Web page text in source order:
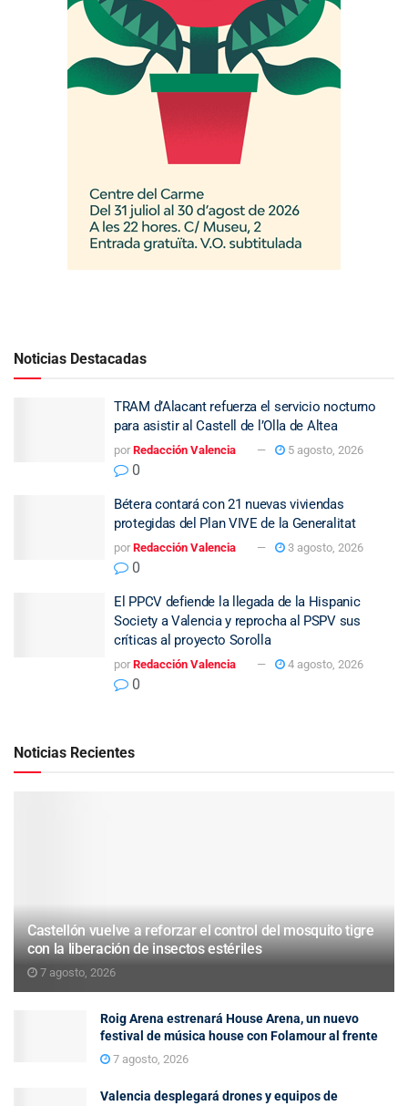
Noticias Destacadas
TRAM d’Alacant refuerza el servicio nocturno
para asistir al Castell de l’Olla de Altea
por Redacción Valencia 5 agosto, 2026
0
Bétera contará con 21 nuevas viviendas
protegidas del Plan VIVE de la Generalitat
por Redacción Valencia 3 agosto, 2026
0
El PPCV defiende la llegada de la Hispanic
Society a Valencia y reprocha al PSPV sus
críticas al proyecto Sorolla
por Redacción Valencia 4 agosto, 2026
0
Noticias Recientes
Castellón vuelve a reforzar el control del mosquito tigre
con la liberación de insectos estériles
7 agosto, 2026
Roig Arena estrenará House Arena, un nuevo
festival de música house con Folamour al frente
7 agosto, 2026
Valencia desplegará drones y equipos de